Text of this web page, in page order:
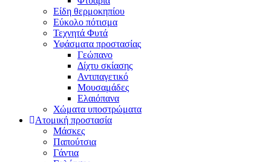
Είδη θερμοκηπίου
Εύκολο πότισμα
Τεχνητά Φυτά
Υφάσματα προστασίας
Γεώπανο
Δίχτυ σκίασης
Αντιπαγετικό
Μουσαμάδες
Ελαιόπανα
Χώματα υποστρώματα
Ατομική προστασία
Μάσκες
Παπούτσια
Γάντια